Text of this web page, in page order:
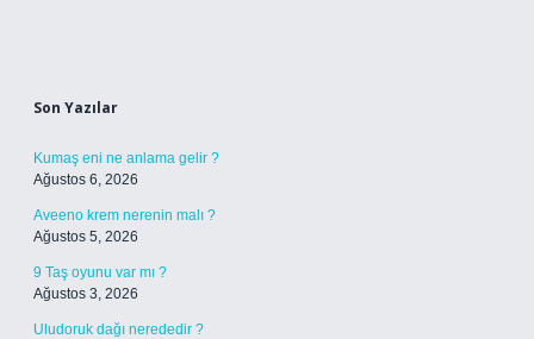
Son Yazılar
Kumaş eni ne anlama gelir ?
Ağustos 6, 2026
Aveeno krem nerenin malı ?
Ağustos 5, 2026
9 Taş oyunu var mı ?
Ağustos 3, 2026
Uludoruk dağı nerededir ?